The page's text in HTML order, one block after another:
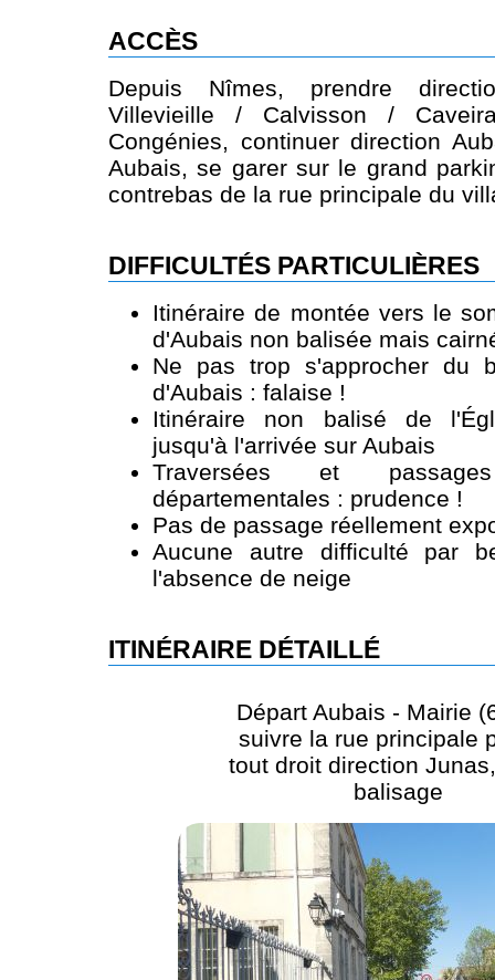
ACCÈS
Depuis Nîmes, prendre
Villevieille / Calvisson /
Congénies, continuer direction
Aubais, se garer sur le grand
contrebas de la rue principale du
DIFFICULTÉS PARTICULIÈRES
Itinéraire de montée vers le
d'Aubais non balisée mais
Ne pas trop s'approcher du
d'Aubais : falaise !
Itinéraire non balisé de
jusqu'à l'arrivée sur Aubais
Traversées et
départementales : prudence !
Pas de passage réellement
Aucune autre difficulté par
l'absence de neige
ITINÉRAIRE DÉTAILLÉ
Départ Aubais - Mairie
suivre la rue principale
tout droit direction
balisage